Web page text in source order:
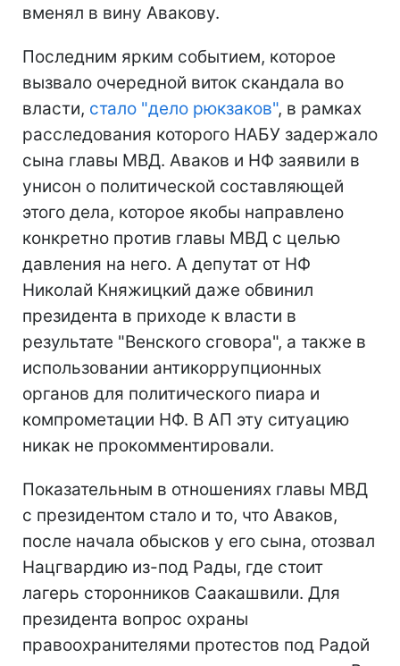
вменял в вину Авакову.
Последним ярким событием, которое
вызвало очередной виток скандала во
власти, стало "дело рюкзаков", в рамках
расследования которого НАБУ задержало
сына главы МВД. Аваков и НФ заявили в
унисон о политической составляющей
этого дела, которое якобы направлено
конкретно против главы МВД с целью
давления на него. А депутат от НФ
Николай Княжицкий даже обвинил
президента в приходе к власти в
результате "Венского сговора", а также в
использовании антикоррупционных
органов для политического пиара и
компрометации НФ. В АП эту ситуацию
никак не прокомментировали.
Показательным в отношениях главы МВД
с президентом стало и то, что Аваков,
после начала обысков у его сына, отозвал
Нацгвардию из-под Рады, где стоит
лагерь сторонников Саакашвили. Для
президента вопрос охраны
правоохранителями протестов под Радой